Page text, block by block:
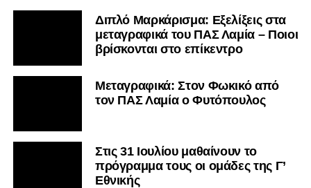
Διπλό Μαρκάρισμα: Εξελίξεις στα
μεταγραφικά του ΠΑΣ Λαμία – Ποιοι
βρίσκονται στο επίκεντρο
Μεταγραφικά: Στον Φωκικό από
τον ΠΑΣ Λαμία ο Φυτόπουλος
Στις 31 Ιουλίου μαθαίνουν το
πρόγραμμα τους οι ομάδες της Γ’
Εθνικής